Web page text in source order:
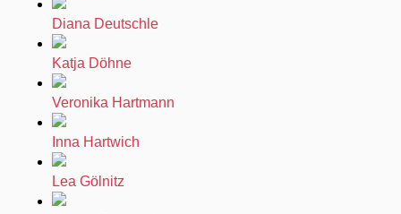
Diana Deutschle
Katja Döhne
Veronika Hartmann
Inna Hartwich
Lea Gölnitz